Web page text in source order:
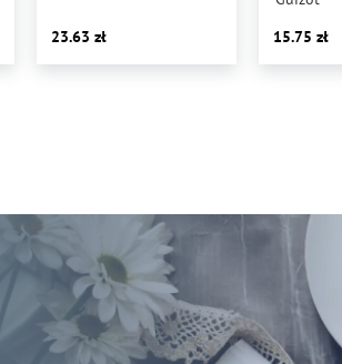
23.63
15.75